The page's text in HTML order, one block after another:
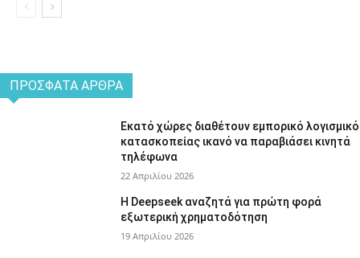
ΠΡΌΣΦΑΤΑ ΆΡΘΡΑ
Εκατό χώρες διαθέτουν εμπορικό λογισμικό
κατασκοπείας ικανό να παραβιάσει κινητά
τηλέφωνα
22 Απριλίου 2026
Η Deepseek αναζητά για πρώτη φορά
εξωτερική χρηματοδότηση
19 Απριλίου 2026